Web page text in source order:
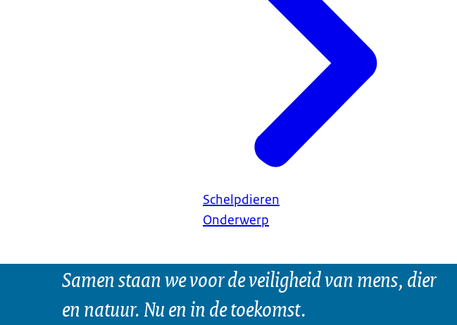
Schelpdieren
Onderwerp
Samen staan we voor de veiligheid van mens, dier
en natuur. Nu en in de toekomst.